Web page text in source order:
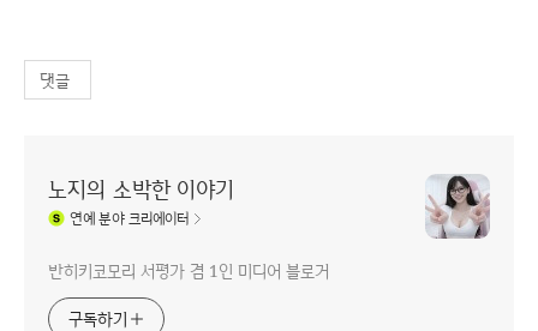
댓글
노지의 소박한 이야기
연예분야 크리에이터
반히키코모리 서평가 겸 1인 미디어 블로거
구독하기